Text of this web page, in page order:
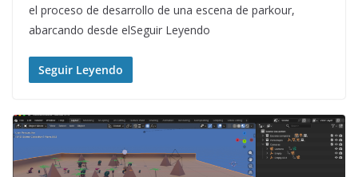
el proceso de desarrollo de una escena de parkour,
abarcando desde elSeguir Leyendo
Seguir Leyendo